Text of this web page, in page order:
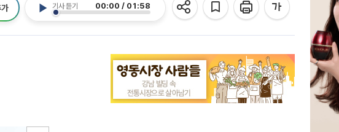
기사 듣기 00:00 / 01:58